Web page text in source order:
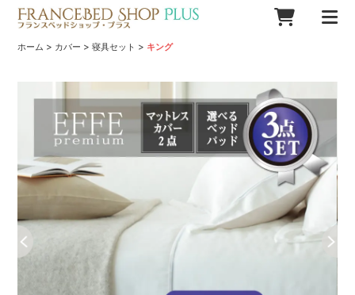
ホーム > カバー >寝具セット > キング